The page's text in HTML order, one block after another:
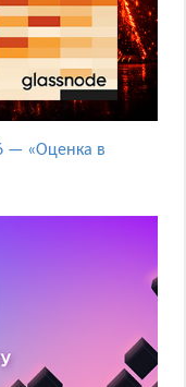
— «Оценка в